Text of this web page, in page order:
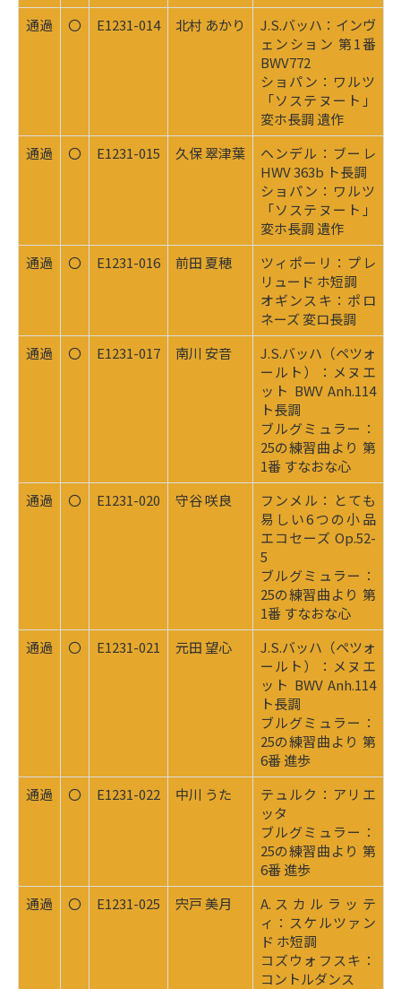
通過 〇 E1231-014 北村 あかり
J.S.バッハ：インヴ
ェンション 第1番
BWV772
ショパン：ワルツ
「ソステヌート」
変ホ長調 遺作
通過
〇 E1231-015 久保 翠津葉
ヘンデル：ブーレ
HWV 363b ト長調
ショパン：ワルツ
「ソステヌート」
変ホ長調 遺作
通過
〇 E1231-016 前田 夏穂
ツィポーリ：プレ
リュード ホ短調
オギンスキ：ポロ
ネーズ 変ロ長調
通過
〇 E1231-017 南川 安音
J.S.バッハ（ペツォ
ールト）：メヌエ
ット BWV Anh.114
ト長調
ブルグミュラー：
25の練習曲より 第
1番 すなおな心
通過
〇 E1231-020 守谷 咲良
フンメル：とても
易しい6つの小品
エコセーズ Op.52-
5
ブルグミュラー：
25の練習曲より 第
1番 すなおな心
通過
〇 E1231-021 元田 望心
J.S.バッハ（ペツォ
ールト）：メヌエ
ット BWV Anh.114
ト長調
ブルグミュラー：
25の練習曲より 第
6番 進歩
通過
〇 E1231-022 中川 うた
テュルク：アリエ
ッタ
ブルグミュラー：
25の練習曲より 第
6番 進歩
通過
〇 E1231-025 宍戸 美月
A.スカルラッテ
ィ：スケルツァン
ド ホ短調
コズウォフスキ：
コントルダンス